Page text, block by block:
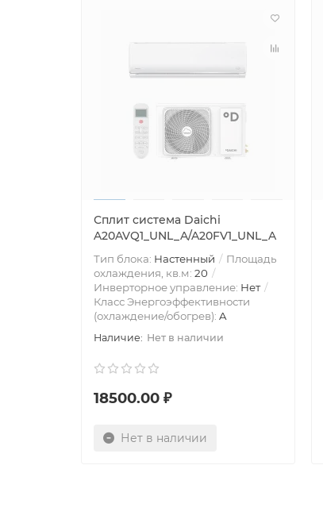
Сплит система Daichi
A20AVQ1_UNL_A/A20FV1_UNL_A
Тип блока: Настенный
Площадь
охлаждения, кв.м: 20
Инверторное управление: Нет
Класс Энергоэффективности
(охлаждение/обогрев): A
Нет в наличии
18500.00 ₽
Нет в наличии